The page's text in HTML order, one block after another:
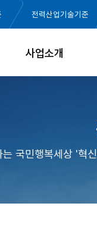
전력산업기술기준
사업소개
국민행복세상 '혁